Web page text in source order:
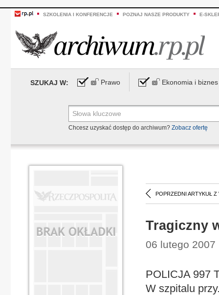
SZKOLENIA I KONFERENCJE POZNAJ NASZE PRODUKTY E-
SZUKAJ W: Prawo Ekonomia i biznes
Chcesz uzyskać dostęp do archiwum? Zobacz ofertę
POPRZEDNI ARTYKUŁ Z
Tragiczny
06 lutego 2007
POLICJA 997
W szpitalu